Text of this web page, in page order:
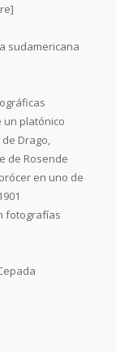
sudamericana
un platónico
Drago,
de Rosende
en uno de
fotografías